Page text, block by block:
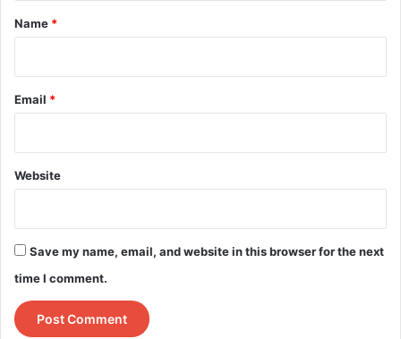
*
Name *
Email *
Website
Save my name, email, and website in this browser for the next
time I comment.